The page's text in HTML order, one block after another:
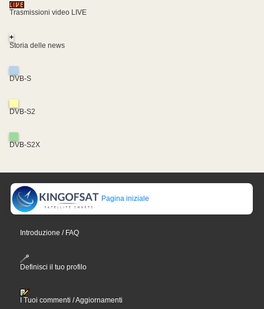
Trasmissioni video LIVE
+
Storia delle news
DVB-S
DVB-S2
DVB-S2X
Pagina iniziale
Introduzione / FAQ
Definisci il tuo profilo
I Tuoi commenti / Aggiornamenti